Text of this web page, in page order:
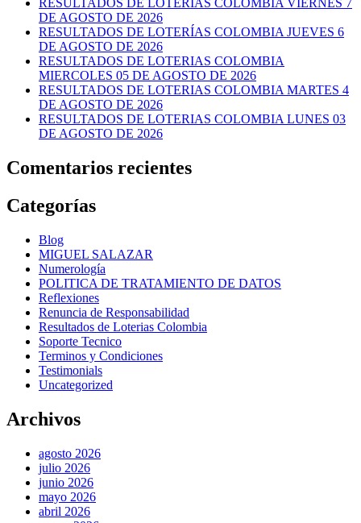
RESULTADOS DE LOTERIAS COLOMBIA VIERNES 7
DE AGOSTO DE 2026
RESULTADOS DE LOTERÍAS COLOMBIA JUEVES 6
DE AGOSTO DE 2026
RESULTADOS DE LOTERIAS COLOMBIA
MIERCOLES 05 DE AGOSTO DE 2026
RESULTADOS DE LOTERIAS COLOMBIA MARTES 4
DE AGOSTO DE 2026
RESULTADOS DE LOTERIAS COLOMBIA LUNES 03
DE AGOSTO DE 2026
Comentarios recientes
Categorías
Blog
MIGUEL SALAZAR
Numerología
POLITICA DE TRATAMIENTO DE DATOS
Reflexiones
Renuncia de Responsabilidad
Resultados de Loterias Colombia
Soporte Tecnico
Terminos y Condiciones
Testimonials
Uncategorized
Archivos
agosto 2026
julio 2026
junio 2026
mayo 2026
abril 2026